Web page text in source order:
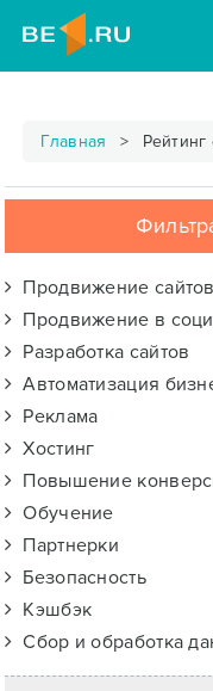
Главная Рейтинг
Продвижение сайтов
Продвижение в
Разработка сайтов
Автоматизация
Реклама
Хостинг
Повышение
Обучение
Партнерки
Безопасность
Кэшбэк
Сбор и обработка